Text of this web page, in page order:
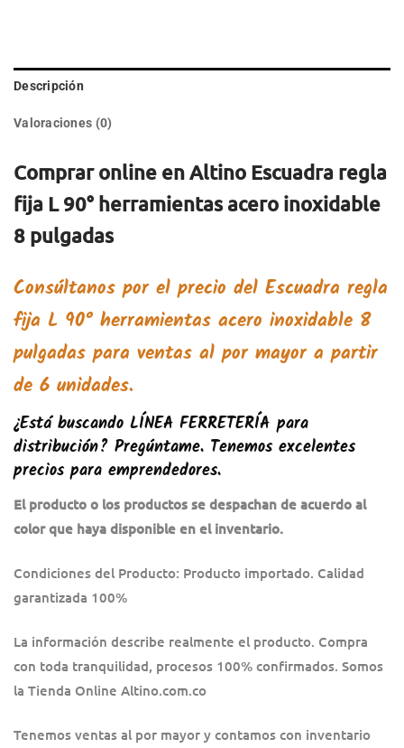
Descripción
Valoraciones (0)
Comprar online en Altino Escuadra regla
fija L 90° herramientas acero inoxidable
8 pulgadas
Consúltanos por el precio del Escuadra regla
fija L 90° herramientas acero inoxidable 8
pulgadas para ventas al por mayor a partir
de 6 unidades.
¿Está buscando LÍNEA FERRETERÍA para
distribución? Pregúntame. Tenemos excelentes
precios para emprendedores.
El producto o los productos se despachan de acuerdo al
color que haya disponible en el inventario.
Condiciones del Producto: Producto importado. Calidad
garantizada 100%
La información describe realmente el producto. Compra
con toda tranquilidad, procesos 100% confirmados. Somos
la Tienda Online Altino.com.co
Tenemos ventas al por mayor y contamos con inventario